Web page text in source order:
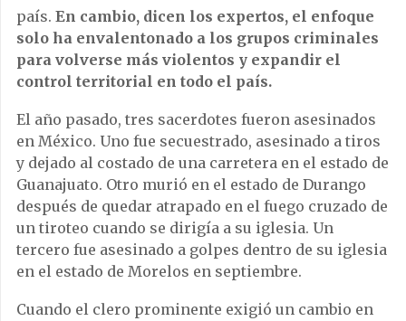
país. En cambio, dicen los expertos, el enfoque
solo ha envalentonado a los grupos criminales
para volverse más violentos y expandir el
control territorial en todo el país.
El año pasado, tres sacerdotes fueron asesinados
en México. Uno fue secuestrado, asesinado a tiros
y dejado al costado de una carretera en el estado de
Guanajuato. Otro murió en el estado de Durango
después de quedar atrapado en el fuego cruzado de
un tiroteo cuando se dirigía a su iglesia. Un
tercero fue asesinado a golpes dentro de su iglesia
en el estado de Morelos en septiembre.
Cuando el clero prominente exigió un cambio en